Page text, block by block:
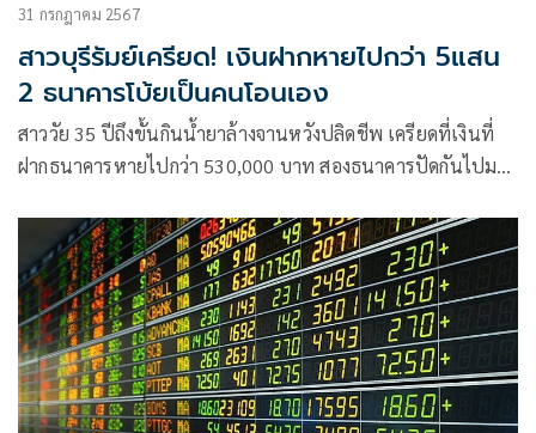
31 กรกฎาคม 2567
สาวบุรีรัมย์เครียด! เงินฝากหายไปกว่า 5แสน
2 ธนาคารโบ้ยเป็นคนโอนเอง
สาววัย 35 ปีถึงขั้นกินน้ำยาล้างจานหวังปลิดชีพ เครียดที่เงินที่
ฝากธนาคารหายไปกว่า 530,000 บาท สองธนาคารปัดกันไปมา
ชี้ว่าเราเป็นคนโอน แต่สาวยืนยันไม่เคยโอน วอนหน่วยงาน
เกี่ยวข้องตรวจสอบ